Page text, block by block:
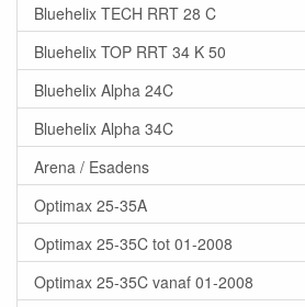
Bluehelix TECH RRT 28 C
Bluehelix TOP RRT 34 K 50
Bluehelix Alpha 24C
Bluehelix Alpha 34C
Arena / Esadens
Optimax 25-35A
Optimax 25-35C tot 01-2008
Optimax 25-35C vanaf 01-2008